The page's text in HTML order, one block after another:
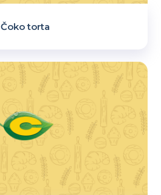
Čoko torta